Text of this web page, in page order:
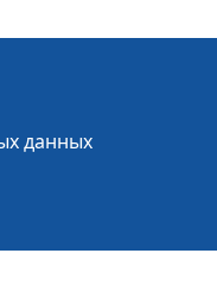
данных